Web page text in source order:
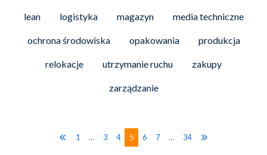
lean logistyka magazyn media techniczne
ochrona środowiska opakowania produkcja
relokacje utrzymanie ruchu zakupy
zarządzanie
1 … 3 4 5 6 7 … 34